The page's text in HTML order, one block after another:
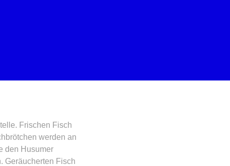
Frischen Fisch
werden an
den Husumer
Geräucherten Fisch